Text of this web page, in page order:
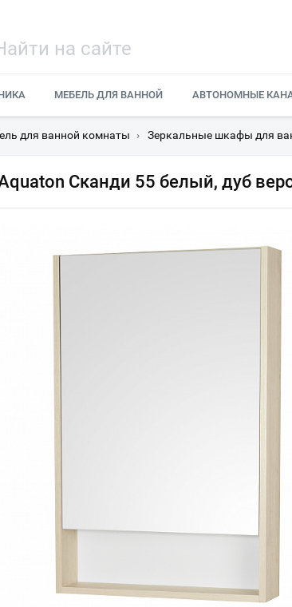
МЕБЕЛЬ ДЛЯ ВАННОЙ АВТОНОМНЫЕ
для ванной комнаты › Зеркальные шкафы для
Сканди 55 белый, дуб